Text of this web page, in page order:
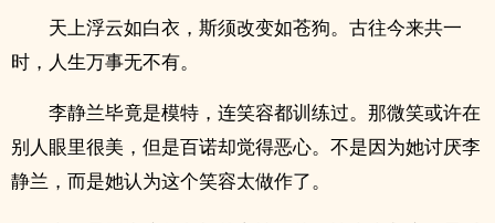
天上浮云如白衣，斯须改变如苍狗。古往今来共一
时，人生万事无不有。
李静兰毕竟是模特，连笑容都训练过。那微笑或许在
别人眼里很美，但是百诺却觉得恶心。不是因为她讨厌李
静兰，而是她认为这个笑容太做作了。